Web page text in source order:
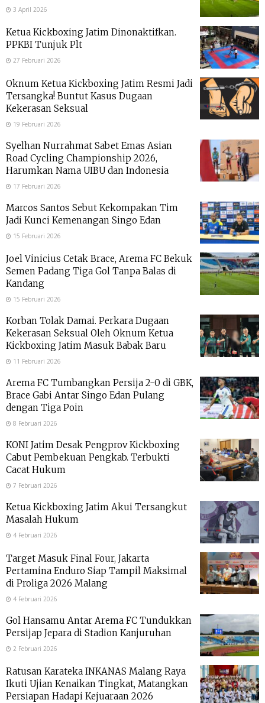
3 April 2026
Ketua Kickboxing Jatim Dinonaktifkan.
PPKBI Tunjuk Plt
27 Februari 2026
Oknum Ketua Kickboxing Jatim Resmi Jadi
Tersangka! Buntut Kasus Dugaan
Kekerasan Seksual
19 Februari 2026
Syelhan Nurrahmat Sabet Emas Asian
Road Cycling Championship 2026,
Harumkan Nama UIBU dan Indonesia
17 Februari 2026
Marcos Santos Sebut Kekompakan Tim
Jadi Kunci Kemenangan Singo Edan
15 Februari 2026
Joel Vinicius Cetak Brace, Arema FC Bekuk
Semen Padang Tiga Gol Tanpa Balas di
Kandang
15 Februari 2026
Korban Tolak Damai. Perkara Dugaan
Kekerasan Seksual Oleh Oknum Ketua
Kickboxing Jatim Masuk Babak Baru
11 Februari 2026
Arema FC Tumbangkan Persija 2-0 di GBK,
Brace Gabi Antar Singo Edan Pulang
dengan Tiga Poin
8 Februari 2026
KONI Jatim Desak Pengprov Kickboxing
Cabut Pembekuan Pengkab. Terbukti
Cacat Hukum
7 Februari 2026
Ketua Kickboxing Jatim Akui Tersangkut
Masalah Hukum
4 Februari 2026
Target Masuk Final Four, Jakarta
Pertamina Enduro Siap Tampil Maksimal
di Proliga 2026 Malang
4 Februari 2026
Gol Hansamu Antar Arema FC Tundukkan
Persijap Jepara di Stadion Kanjuruhan
2 Februari 2026
Ratusan Karateka INKANAS Malang Raya
Ikuti Ujian Kenaikan Tingkat, Matangkan
Persiapan Hadapi Kejuaraan 2026